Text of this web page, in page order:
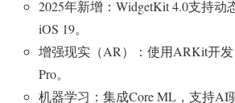
2025年新增：WidgetKit 4.0支持动
iOS 19。
增强现实（AR）：使用ARKit开
Pro。
机器学习：集成Core ML，支持AI